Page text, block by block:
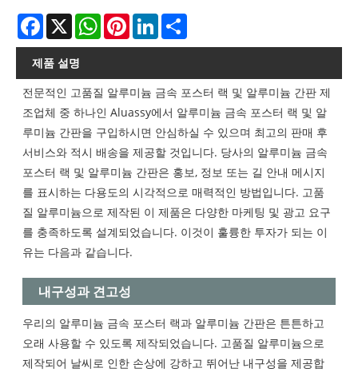
Facebook
X WhatsAppPinterestLinkedIn
제품 설명
전문적인 고품질 알루미늄 금속 포스터 랙 및 알루미늄 간판 제
조업체 중 하나인 Aluassy에서 알루미늄 금속 포스터 랙 및 알
루미늄 간판을 구입하시면 안심하실 수 있으며 최고의 판매 후
서비스와 적시 배송을 제공할 것입니다. 당사의 알루미늄 금속
포스터 랙 및 알루미늄 간판은 홍보, 정보 또는 길 안내 메시지
를 표시하는 다용도의 시각적으로 매력적인 방법입니다. 고품
질 알루미늄으로 제작된 이 제품은 다양한 마케팅 및 광고 요구
를 충족하도록 설계되었습니다. 이것이 훌륭한 투자가 되는 이
유는 다음과 같습니다.
내구성과 견고성
우리의 알루미늄 금속 포스터 랙과 알루미늄 간판은 튼튼하고
오래 사용할 수 있도록 제작되었습니다. 고품질 알루미늄으로
제작되어 날씨로 인한 손상에 강하고 뛰어난 내구성을 제공합